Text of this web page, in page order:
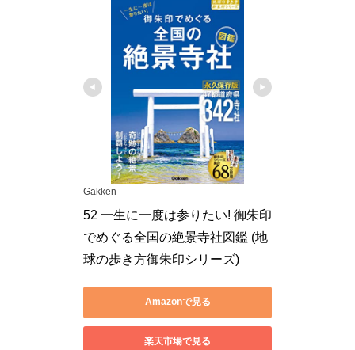
Gakken
52 一生に一度は参りたい! 御朱印
でめぐる全国の絶景寺社図鑑 (地
球の歩き方御朱印シリーズ)
Amazonで見る
楽天市場で見る